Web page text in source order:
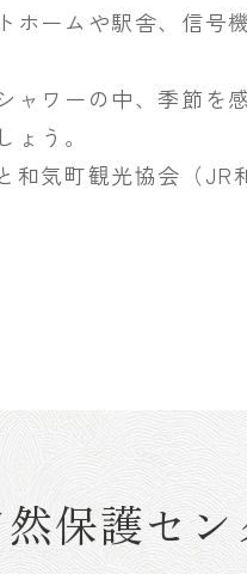
ホームや駅舎、信号
ャワーの中、季節を
ょう。
和気町観光協会（JR
保護セン